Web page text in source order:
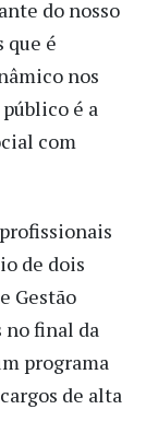
do nosso
que é
nos
é a
com
de dois
Gestão
no final da
programa
de alta